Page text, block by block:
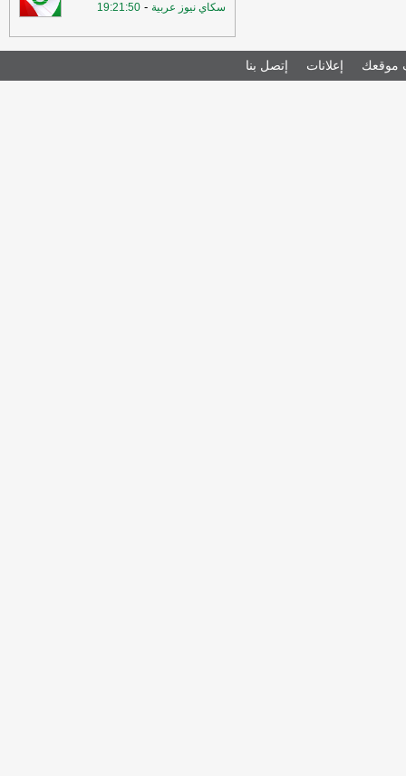
سكاي نيوز عربية -
19:21:50
موقعك إعلانات إتصل بنا